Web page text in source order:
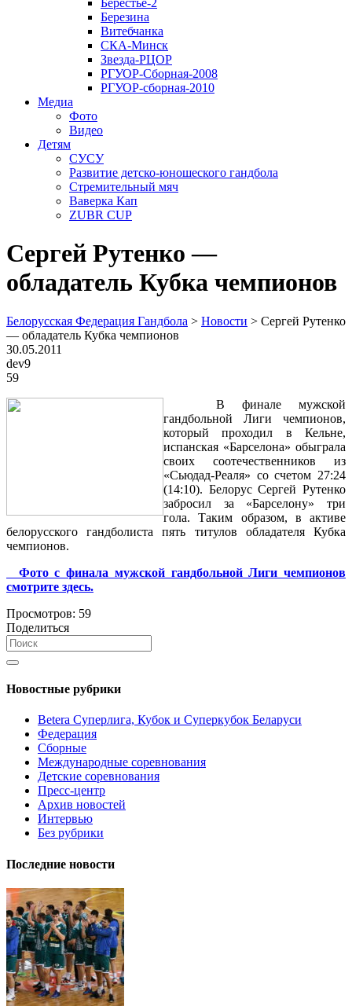
Берестье-2
Березина
Витебчанка
СКА-Минск
Звезда-РЦОР
РГУОР-Сборная-2008
РГУОР-сборная-2010
Медиа
Фото
Видео
Детям
СУСУ
Развитие детско-юношеского гандбола
Стремительный мяч
Ваверка Кап
ZUBR CUP
Сергей Рутенко —
обладатель Кубка чемпионов
Белорусская Федерация Гандбола > Новости > Сергей Рутенко
— обладатель Кубка чемпионов
30.05.2011
dev9
59
В финале мужской
гандбольной Лиги чемпионов,
который проходил в Кельне,
испанская «Барселона» обыграла
своих соотечественников из
«Сьюдад-Реаля» со счетом 27:24
(14:10). Белорус Сергей Рутенко
забросил за «Барселону» три
гола. Таким образом, в активе
белорусского гандболиста пять титулов обладателя Кубка
чемпионов.
Фото с финала мужской гандбольной Лиги чемпионов
смотрите здесь.
Просмотров: 59
Поделиться
Новостные рубрики
Betera Суперлига, Кубок и Суперкубок Беларуси
Федерация
Сборные
Международные соревнования
Детские соревнования
Пресс-центр
Архив новостей
Интервью
Без рубрики
Последние новости